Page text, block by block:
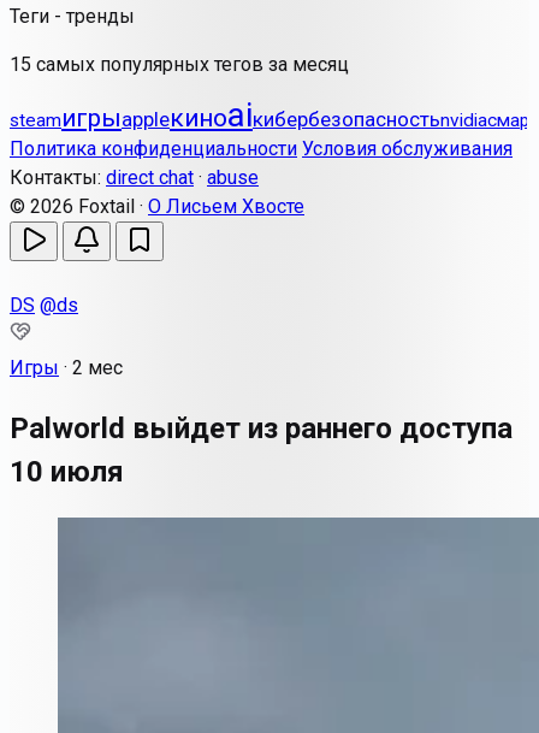
Теги - тренды
15 самых популярных тегов за месяц
steamигрыappleкиноaiкибербезопасностьnvidia
Политика конфиденциальности Условия обслуживания
Контакты: direct chat · abuse
© 2026 Foxtail · О Лисьем Хвосте
DS @ds
Игры · 2 мес
Palworld выйдет из раннего доступа
10 июля